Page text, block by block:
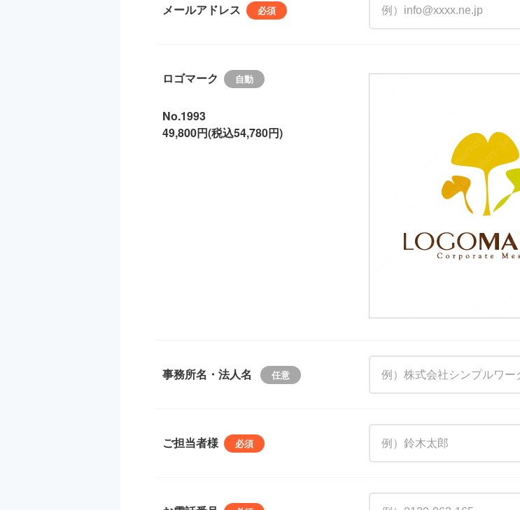
メールアドレス
ロゴマーク
No.1993
49,800円(税込54,780円)
事務所名・法人名
ご担当者様